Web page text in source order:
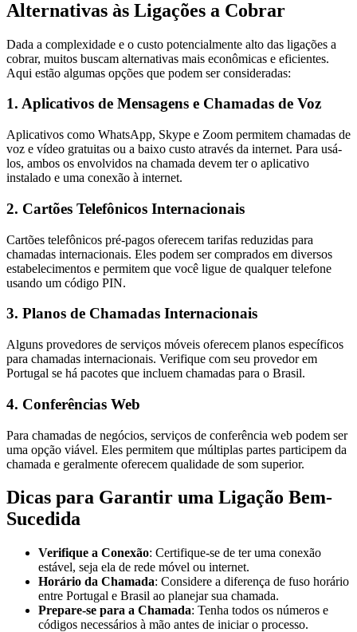
Alternativas às Ligações a Cobrar
Dada a complexidade e o custo potencialmente alto das ligações a
cobrar, muitos buscam alternativas mais econômicas e eficientes.
Aqui estão algumas opções que podem ser consideradas:
1. Aplicativos de Mensagens e Chamadas de Voz
Aplicativos como WhatsApp, Skype e Zoom permitem chamadas de
voz e vídeo gratuitas ou a baixo custo através da internet. Para usá-
los, ambos os envolvidos na chamada devem ter o aplicativo
instalado e uma conexão à internet.
2. Cartões Telefônicos Internacionais
Cartões telefônicos pré-pagos oferecem tarifas reduzidas para
chamadas internacionais. Eles podem ser comprados em diversos
estabelecimentos e permitem que você ligue de qualquer telefone
usando um código PIN.
3. Planos de Chamadas Internacionais
Alguns provedores de serviços móveis oferecem planos específicos
para chamadas internacionais. Verifique com seu provedor em
Portugal se há pacotes que incluem chamadas para o Brasil.
4. Conferências Web
Para chamadas de negócios, serviços de conferência web podem ser
uma opção viável. Eles permitem que múltiplas partes participem da
chamada e geralmente oferecem qualidade de som superior.
Dicas para Garantir uma Ligação Bem-
Sucedida
Verifique a Conexão: Certifique-se de ter uma conexão
estável, seja ela de rede móvel ou internet.
Horário da Chamada: Considere a diferença de fuso horário
entre Portugal e Brasil ao planejar sua chamada.
Prepare-se para a Chamada: Tenha todos os números e
códigos necessários à mão antes de iniciar o processo.